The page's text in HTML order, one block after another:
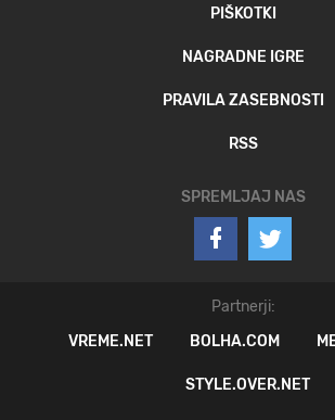
PIŠKOTKI
NAGRADNE IGRE
PRAVILA ZASEBNOSTI
RSS
SPREMLJAJ NAS
Partnerji:
VREME.NET
BOLHA.COM
STYLE.OVER.NET